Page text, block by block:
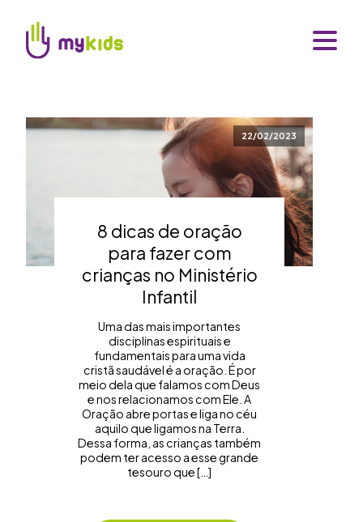
22/02/2023
8 dicas de oração
para fazer com
crianças no Ministério
Infantil
Uma das mais importantes
disciplinas espirituais e
fundamentais para uma vida
cristã saudável é a oração. É por
meio dela que falamos com Deus
e nos relacionamos com Ele. A
Oração abre portas e liga no céu
aquilo que ligamos na Terra.
Dessa forma, as crianças também
podem ter acesso a esse grande
tesouro que […]